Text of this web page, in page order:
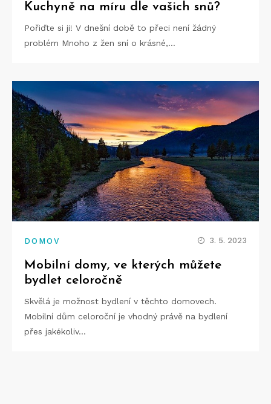
Kuchyně na míru dle vašich snů?
Pořiďte si ji! V dnešní době to přeci není žádný
problém Mnoho z žen sní o krásné,…
DOMOV 3. 5. 2023
Mobilní domy, ve kterých můžete
bydlet celoročně
Skvělá je možnost bydlení v těchto domovech.
Mobilní dům celoroční je vhodný právě na bydlení
přes jakékoliv…